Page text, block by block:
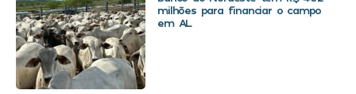
milhões para financiar o campo
em AL